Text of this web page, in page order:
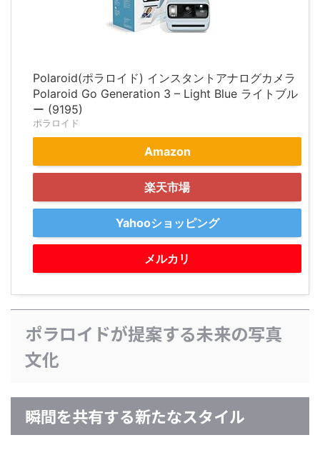
Polaroid(ポラロイド) インスタントアナログカメラ
Polaroid Go Generation 3 – Light Blue ライトブル
ー (9195)
ポラロイド
Amazon
楽天市場
Yahooショッピング
メルカリ
ポラロイドが提案する未来の写真
文化
瞬間を共有する新たなスタイル